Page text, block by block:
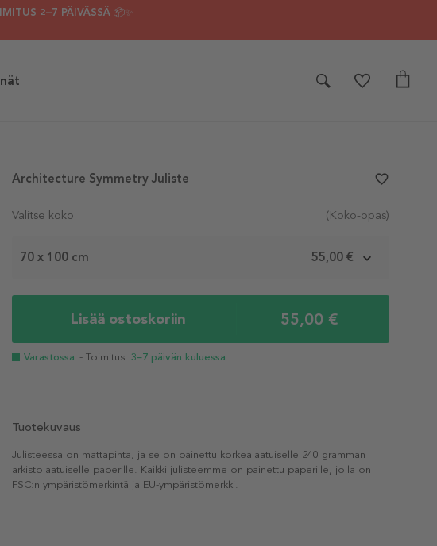
2–7 PÄIVÄSSÄ 📦✨
Valitse koko (Koko-opas)
70 x 100 cm 55,00 €
Lisää ostoskoriin 55,00 €
Varastossa - Toimitus: 3–7 päivän kuluessa
Architecture Symmetry Juliste favorite_border
Tuotekuvaus
Julisteessa on mattapinta, ja se on painettu korkealaatuiselle 240 gramman
arkistolaatuiselle paperille. Kaikki julisteemme on painettu paperille, jolla on
FSC:n ympäristömerkintä ja EU-ympäristömerkki.